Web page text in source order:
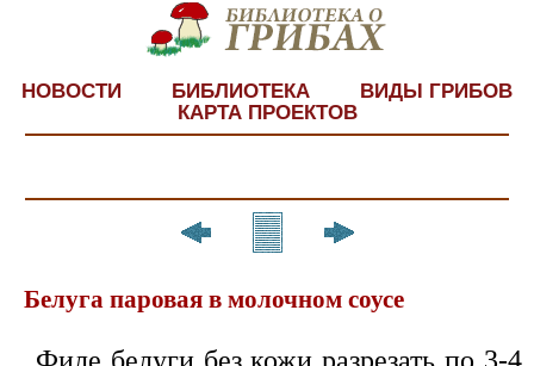
НОВОСТИ БИБЛИОТЕКА
ВИДЫ ГРИБОВ
КАРТА ПРОЕКТОВ
Белуга паровая в молочном соусе